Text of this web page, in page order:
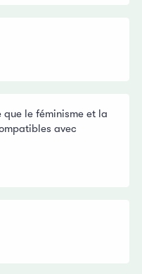
que le féminisme et la
avec